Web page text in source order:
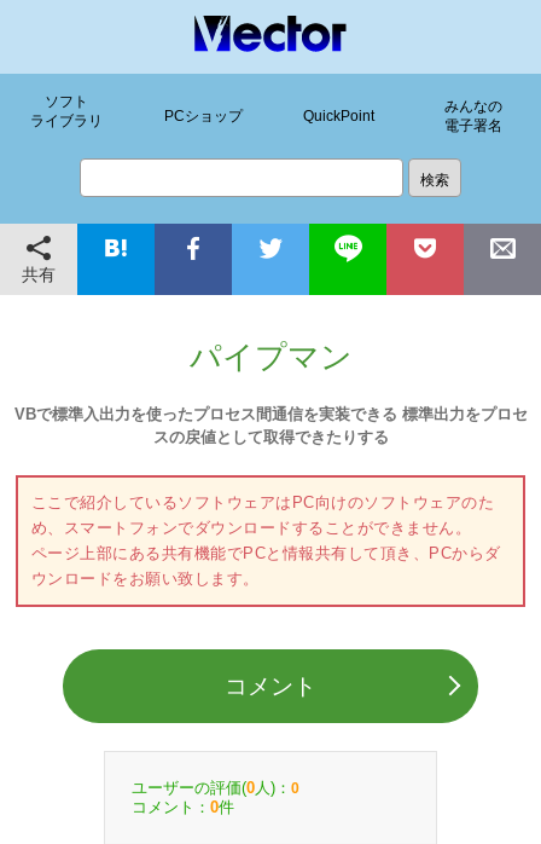
ソフト
ライブラリ
PCショップ QuickPoint
みんなの
電子署名
共有
パイプマン
VBで標準入出力を使ったプロセス間通信を実装できる 標準出力をプロセ
スの戻値として取得できたりする
ここで紹介しているソフトウェアはPC向けのソフトウェアのた
め、スマートフォンでダウンロードすることができません。
ページ上部にある共有機能でPCと情報共有して頂き、PCからダ
ウンロードをお願い致します。
コメント
ユーザーの評価(0 人)： 0
コメント： 0件